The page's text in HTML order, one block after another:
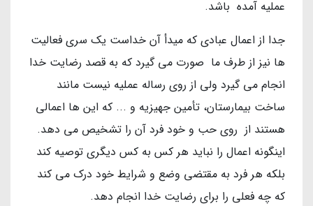
عملیه آمده باشد.
جدا از اعمال عبادی که میدأ آن خداست یک سری فعالیت
ها نیز از طرف ما صورت می گیرد که به قصد رضایت خدا
انجام می گیرد ولی از روی رساله عملیه نیست مانند
ساخت بیمارستان، تأمین جهیزیه و ... که این ها اعمالی
هستند از روی حب و خود فرد آن را تشخیص می دهد.
اینگونه اعمال را نباید هر کس به کس دیگری توصیه کند
بلکه هر فرد به مقتضی وضع و شرایط خود درک می کند
که چه فعلی را برای رضایت خدا انجام دهد.